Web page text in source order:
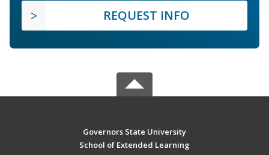
REQUEST INFO
Governors State University
School of Extended Learning